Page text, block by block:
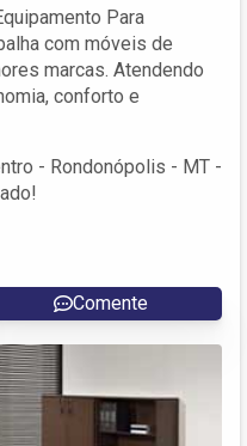
Para
com móveis de
marcas. Atendendo
conforto e
- Rondonópolis - MT -
Comente